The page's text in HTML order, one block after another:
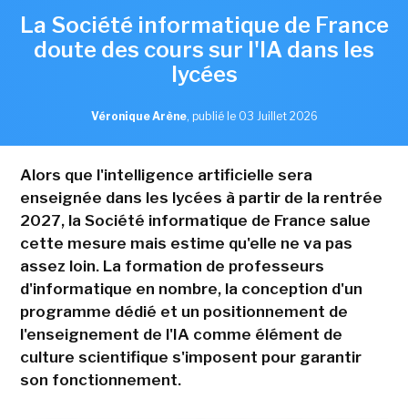
La Société informatique de France
doute des cours sur l'IA dans les
lycées
Véronique Arène, publié le 03 Juillet 2026
Alors que l'intelligence artificielle sera
enseignée dans les lycées à partir de la rentrée
2027, la Société informatique de France salue
cette mesure mais estime qu'elle ne va pas
assez loin. La formation de professeurs
d'informatique en nombre, la conception d'un
programme dédié et un positionnement de
l'enseignement de l'IA comme élément de
culture scientifique s'imposent pour garantir
son fonctionnement.